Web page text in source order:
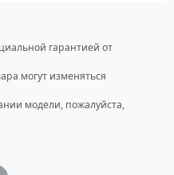
гарантией от
могут изменяться
модели, пожалуйста,